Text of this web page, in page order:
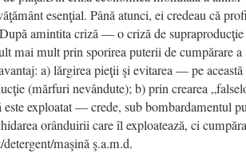
esenţial. Până atunci, ei credeau că
amintita criză — o criză de
mai mult prin sporirea puterii de cumpărare
a) lărgirea pieţii şi evitarea — pe
(mărfuri nevândute); b) prin crearea
este exploatat — crede, sub bombardamentul
orânduirii care îl exploatează, ci
maşină ş.a.m.d.